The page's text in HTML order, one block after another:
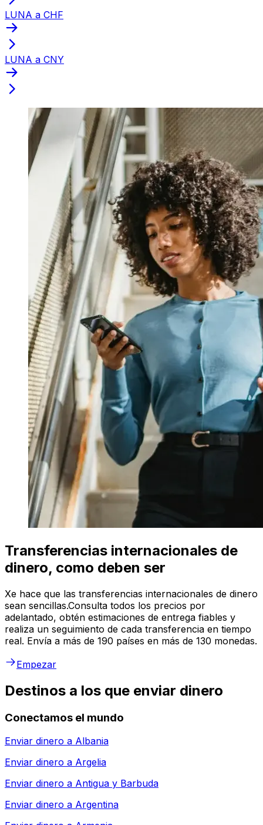
LUNA a CHF
LUNA a CNY
Transferencias internacionales de
dinero, como deben ser
Xe hace que las transferencias internacionales de dinero
sean sencillas.Consulta todos los precios por
adelantado, obtén estimaciones de entrega fiables y
realiza un seguimiento de cada transferencia en tiempo
real. Envía a más de 190 países en más de 130 monedas.
Empezar
Destinos a los que enviar dinero
Conectamos el mundo
Enviar dinero a Albania
Enviar dinero a Argelia
Enviar dinero a Antigua y Barbuda
Enviar dinero a Argentina